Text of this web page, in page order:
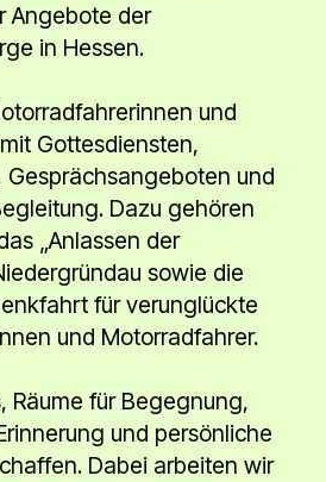
Angebote der
in Hessen.
und
Gottesdiensten,
und
Dazu gehören
„Anlassen der
sowie die
für verunglückte
und Motorradfahrer.
Räume für Begegnung,
und persönliche
Dabei arbeiten wir